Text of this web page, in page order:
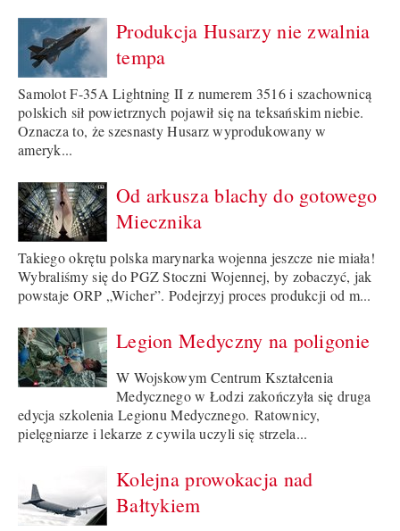
Produkcja Husarzy nie zwalnia
tempa
Samolot F-35A Lightning II z numerem 3516 i szachownicą
polskich sił powietrznych pojawił się na teksańskim niebie.
Oznacza to, że szesnasty Husarz wyprodukowany w
ameryk...
Od arkusza blachy do gotowego
Miecznika
Takiego okrętu polska marynarka wojenna jeszcze nie miała!
Wybraliśmy się do PGZ Stoczni Wojennej, by zobaczyć, jak
powstaje ORP „Wicher”. Podejrzyj proces produkcji od m...
Legion Medyczny na poligonie
W Wojskowym Centrum Kształcenia
Medycznego w Łodzi zakończyła się druga
edycja szkolenia Legionu Medycznego. Ratownicy,
pielęgniarze i lekarze z cywila uczyli się strzela...
Kolejna prowokacja nad
Bałtykiem